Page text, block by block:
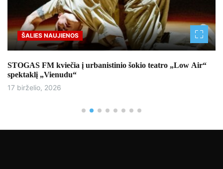
ŠALIES NAUJIENOS
STOGAS FM kviečia į urbanistinio šokio teatro „Low Air“
spektaklį „Vienudu“
17 birželio, 2026